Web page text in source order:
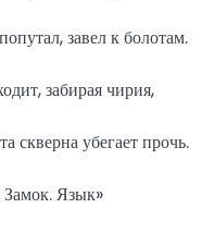
завел к болотам.
забирая чирия,
скверна убегает прочь.
Язык»